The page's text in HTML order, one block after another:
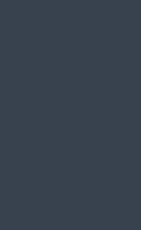
営業所